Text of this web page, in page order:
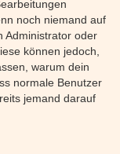
noch niemand auf
Administrator oder
können jedoch,
warum dein
normale Benutzer
jemand darauf